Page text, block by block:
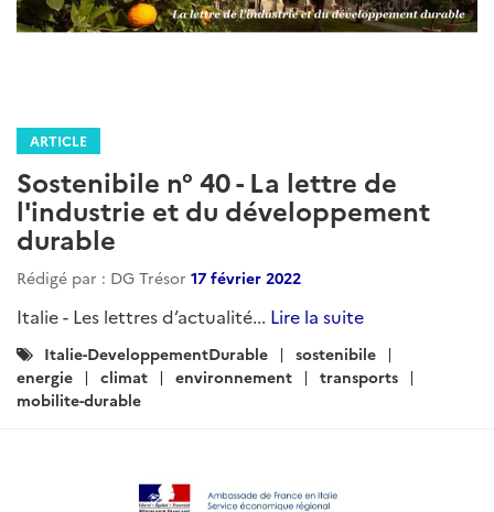
ARTICLE
Sostenibile n° 40 - La lettre de
l'industrie et du développement
durable
Rédigé par : DG Trésor 17 février 2022
Italie - Les lettres d’actualité... Lire la suite
Catégories
:
Italie-DeveloppementDurable
sostenibile
energie
climat environnement
transports
mobilite-durable